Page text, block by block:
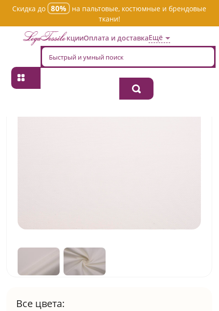
Скидка до 80%
на пальтовые, костюмные и брендовые
ткани!
АкцииОплата и доставкаЕщё
Главная Ткань хлопок костюмная tp
Все цвета: